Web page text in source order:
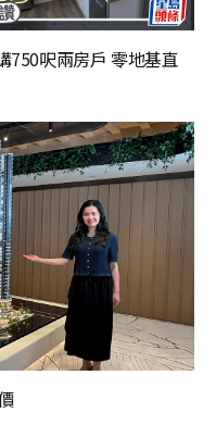
750呎兩房戶 零地基直